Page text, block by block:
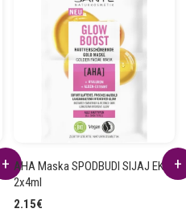
AHA Maska SPODBUDI SIJAJ EKO
2x4ml
2.15€